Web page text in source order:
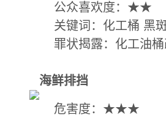
公众喜欢度：★★
关键词：化工桶 黑
罪状揭露：化工油桶
海鲜排挡
危害度：★★★